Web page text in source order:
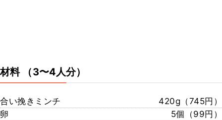
材料 （3〜4人分）
合い挽きミンチ
420g（745円）
卵
5個（99円）